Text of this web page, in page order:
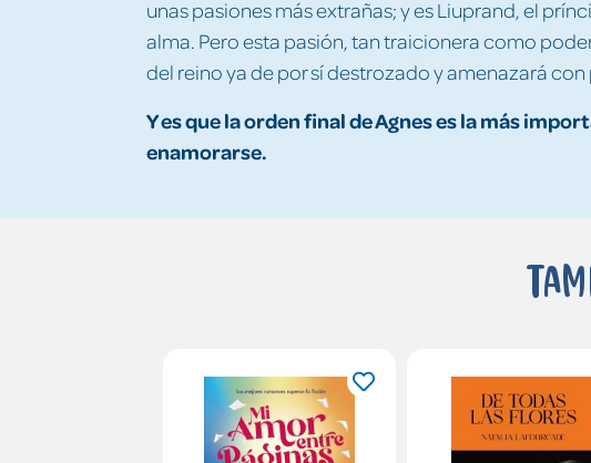
unas pasiones más extrañas; y es Liuprand, el
alma. Pero esta pasión, tan traicionera como
del reino ya de por sí destrozado y amenazará
Y es que la orden final de Agnes es la más
enamorarse.